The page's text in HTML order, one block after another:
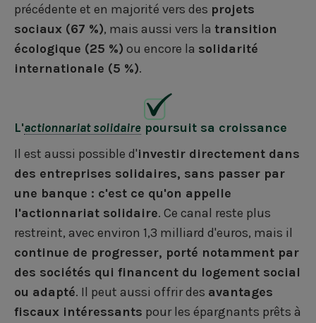
précédente et en majorité vers des projets
sociaux (67 %), mais aussi vers la transition
écologique (25 %) ou encore la solidarité
internationale (5 %).
L'actionnariat solidaire poursuit sa croissance
Il est aussi possible d'investir directement dans
des entreprises solidaires, sans passer par
une banque : c'est ce qu'on appelle
l'actionnariat solidaire. Ce canal reste plus
restreint, avec environ 1,3 milliard d'euros, mais il
continue de progresser, porté notamment par
des sociétés qui financent du logement social
ou adapté. Il peut aussi offrir des avantages
fiscaux intéressants pour les épargnants prêts à